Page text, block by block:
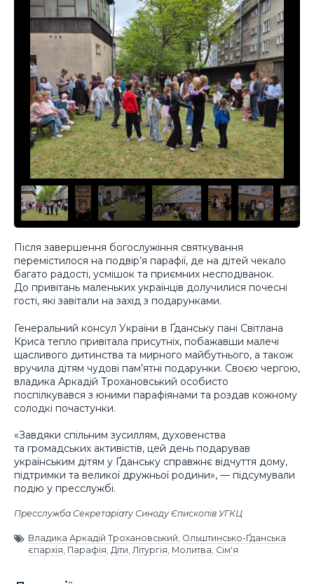
Після завершення богослужіння святкування
перемістилося на подвір’я парафії, де на дітей чекало
багато радості, усмішок та приємних несподіванок.
До привітань маленьких українців долучилися почесні
гості, які завітали на захід з подарунками.
Генеральний консул України в Ґданську пані Світлана
Криса тепло привітала присутніх, побажавши малечі
щасливого дитинства та мирного майбутнього, а також
вручила дітям чудові пам’ятні подарунки. Своєю чергою,
владика Аркадій Трохановський особисто
поспілкувався з юними парафіянами та роздав кожному
солодкі почастунки.
«Завдяки спільним зусиллям, духовенства
та громадських активістів, цей день подарував
українським дітям у Ґданську справжнє відчуття дому,
підтримки та великої дружньої родини», — підсумували
подію у пресслужбі.
Пресслужба Секретаріату Синоду Єпископів УГКЦ
Владика Аркадій Трохановський Ольштинсько-Ґданська
єпархія Парафія Діти Літургія Молитва Сім'я